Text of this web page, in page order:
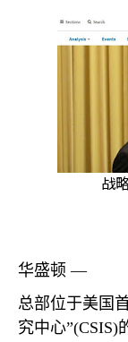
战
华盛顿 —
总部位于美国
究中心”(CSIS)